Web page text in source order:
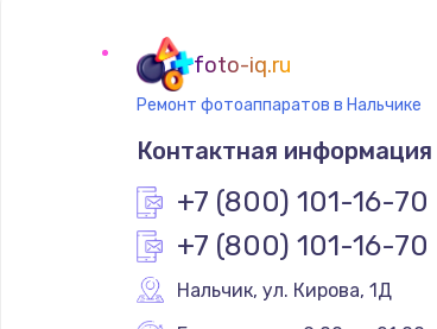
foto-iq.ru
Ремонт фотоаппаратов в Нальчике
Контактная информация
+7 (800) 101-16-70
+7 (800) 101-16-70
Нальчик, ул. Кирова, 1Д